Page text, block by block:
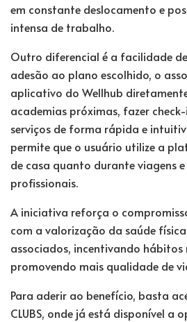
em constante deslocamento e
intensa de trabalho.
Outro diferencial é a facilidade
adesão ao plano escolhido, o
aplicativo do Wellhub
academias próximas, fazer
serviços de forma rápida e
permite que o usuário utilize a
de casa quanto durante viagens
profissionais.
A iniciativa reforça o
com a valorização da saúde
associados, incentivando hábitos
promovendo mais qualidade de
Para aderir ao benefício, basta
CLUBS, onde já está disponível a